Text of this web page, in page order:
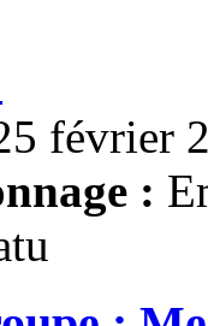
février
: